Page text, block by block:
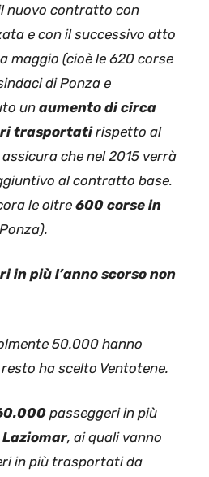
nuovo contratto con
e con il successivo atto
maggio (cioè le 620 corse
di Ponza e
un aumento di circa
trasportatirispetto al
che nel 2015 verrà
al contratto base.
le oltre 600 corse in
in più l’anno scorso non
50.000 hanno
ha scelto Ventotene.
passeggeri in più
Laziomar, ai quali vanno
in più trasportati da